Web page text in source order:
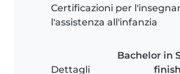
Certificazioni per
l'assistenza all'infanzia
Dettagli
Bachelor in